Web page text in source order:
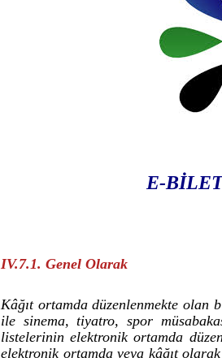
E-
IV.7.1. Genel Olarak
Kâğıt ortamda düzenlenmekte
ile sinema, tiyatro, spor
listelerinin elektronik ortamda
elektronik ortamda veya kâğıt